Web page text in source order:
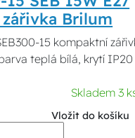
Brilum
15 kompaktní
teplá bílá, krytí IP20
Skladem 3
Vložit do košíku